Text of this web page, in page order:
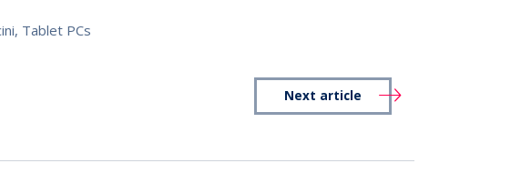
, Tablet PCs
Next article